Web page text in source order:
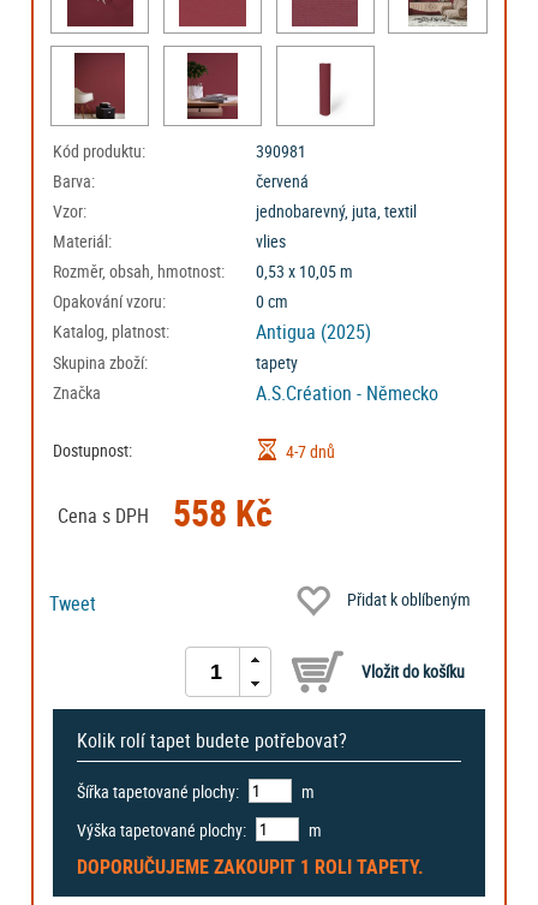
Kód produktu:
390981
Barva:
červená
Vzor:
jednobarevný, juta, textil
Materiál:
vlies
Rozměr, obsah, hmotnost:
0,53 x 10,05 m
Opakování vzoru:
0 cm
Katalog, platnost:
Antigua (2025)
Skupina zboží:
tapety
Značka
A.S.Création - Německo
Dostupnost: 4-7 dnů
Cena s DPH 558 Kč
Tweet Přidat k oblíbeným
Kolik rolí tapet budete potřebovat?
Šířka tapetované plochy:
m
Výška tapetované plochy:
m
DOPORUČUJEME ZAKOUPIT 1 ROLITAPETY.